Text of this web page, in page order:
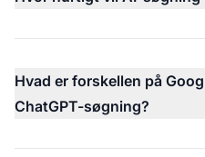
Hvad er forskellen på
ChatGPT-søgning?